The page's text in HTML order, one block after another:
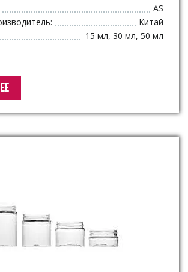
AS
Китай
15 мл, 30 мл, 50 мл